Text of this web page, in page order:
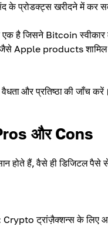
प्रोडक्ट्स खरीदने में कर
है जिसने Bitcoin स्वीकार
जैसे Apple products
वैधता और प्रतिष्ठा की
और Cons
होते हैं, वैसे ही डिजिटल
Crypto ट्रांज़ैक्शन्स के लिए